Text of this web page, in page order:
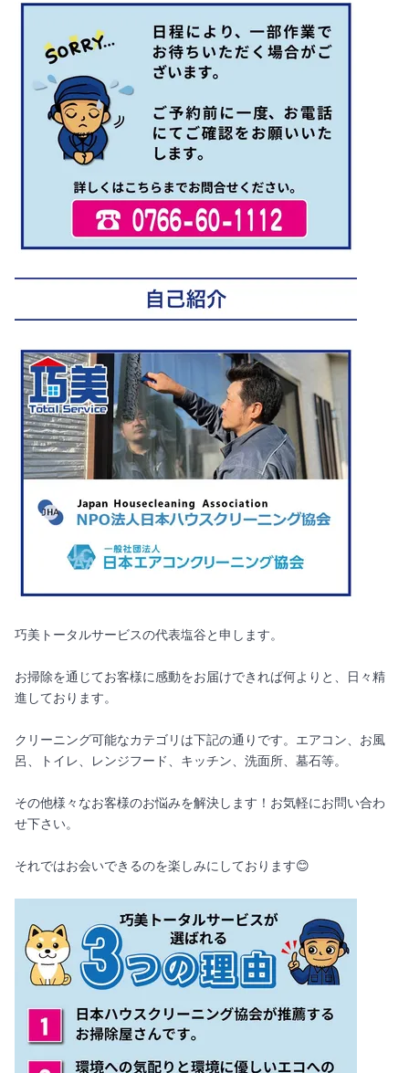
巧美トータルサービスの代表塩谷と申します。
お掃除を通じてお客様に感動をお届けできれば何よりと、日々精
進しております。
クリーニング可能なカテゴリは下記の通りです。エアコン、お風
呂、トイレ、レンジフード、キッチン、洗面所、墓石等。
その他様々なお客様のお悩みを解決します！お気軽にお問い合わ
せ下さい。
それではお会いできるのを楽しみにしております😊